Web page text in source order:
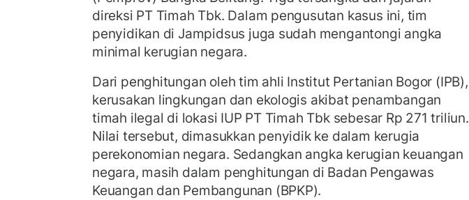
direksi PT Timah Tbk. Dalam pengusutan kasus ini, tim
penyidikan di Jampidsus juga sudah mengantongi angka
minimal kerugian negara.
Dari penghitungan oleh tim ahli Institut Pertanian Bogor (IPB),
kerusakan lingkungan dan ekologis akibat penambangan
timah ilegal di lokasi IUP PT Timah Tbk sebesar Rp 271 triliun.
Nilai tersebut, dimasukkan penyidik ke dalam kerugia
perekonomian negara. Sedangkan angka kerugian keuangan
negara, masih dalam penghitungan di Badan Pengawas
Keuangan dan Pembangunan (BPKP).